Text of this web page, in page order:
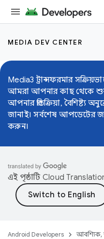
MEDIA DEV CENTER
Media3 ট্রান্সফরমার
আমরা আপনার কাছ থেকে
আপনার প্রতিক্রিয়া, বৈশিষ্ট্য
জানাই। সর্বশেষ আপডেটের
করুন।
এই পৃষ্ঠাটি Cloud
Android Developers
আবশ্যিক,